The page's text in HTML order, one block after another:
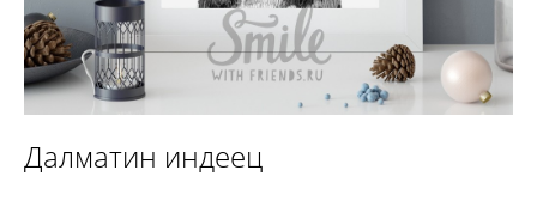
Далматин индеец